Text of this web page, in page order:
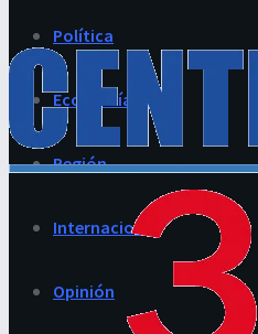
Política
Economía
Región
Internacional
Opinión